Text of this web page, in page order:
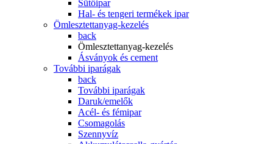
Sütőipar
Hal- és tengeri termékek ipar
Ömlesztettanyag-kezelés
back
Ömlesztettanyag-kezelés
Ásványok és cement
További iparágak
back
További iparágak
Daruk/emelők
Acél- és fémipar
Csomagolás
Szennyvíz